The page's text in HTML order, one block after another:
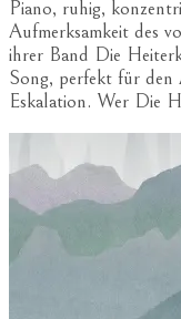
Piano, ruhig,
Aufmerksamkeit des
ihrer Band Die
Song, perfekt für
Eskalation. Wer Die